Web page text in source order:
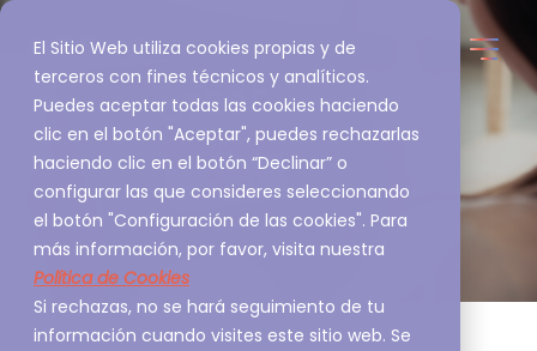
El Sitio Web utiliza cookies propias y de
terceros con fines técnicos y analíticos.
Puedes aceptar todas las cookies haciendo
clic en el botón "Aceptar", puedes rechazarlas
haciendo clic en el botón “Declinar” o
configurar las que consideres seleccionando
el botón "Configuración de las cookies". Para
más información, por favor, visita nuestra
Política de Cookies
Si rechazas, no se hará seguimiento de tu
información cuando visites este sitio web. Se